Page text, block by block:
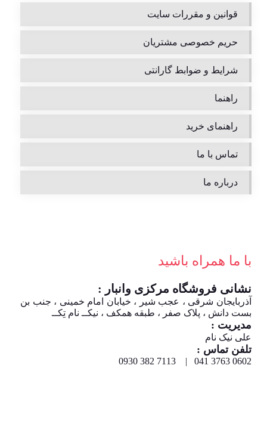
قوانین و مقررات سایت
حریم خصوصی مشتریان
شرایط و ضوابط گارانتی
راهنما
راهنمای خرید
تماس با ما
درباره ما
با ما همراه باشید
نشانی فروشگاه مرکزی وانبار :
آذربایجان شرقی ، عجب شیر ، خیابان امام خمینی ، جنب بن
بست دانش ، پلاک صفر ، طبقه همکف ، نیکــ نام تِکــ
مدیریت :
علی نیک نام
تلفن تماس :
0602 3763 041 | 7113 382 0930